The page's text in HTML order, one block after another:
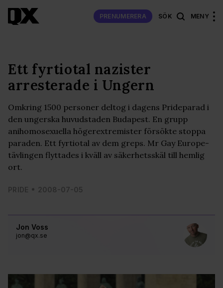
PRENUMERERA SÖK MENY
Jon Voss
jon@qx.se
Ett fyrtiotal nazister
arresterade i Ungern
Omkring 1500 personer deltog i dagens Prideparad i
den ungerska huvudstaden Budapest. En grupp
anihomosexuella högerextremister försökte stoppa
paraden. Ett fyrtiotal av dem greps. Mr Gay Europe-
tävlingen flyttades i kväll av säkerhetsskäl till hemlig
ort.
PRIDE 2008-07-05